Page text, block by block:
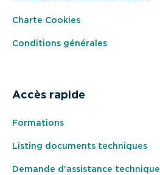
Charte Cookies
Conditions générales
Accès rapide
Formations
Listing documents techniques
Demande d’assistance technique